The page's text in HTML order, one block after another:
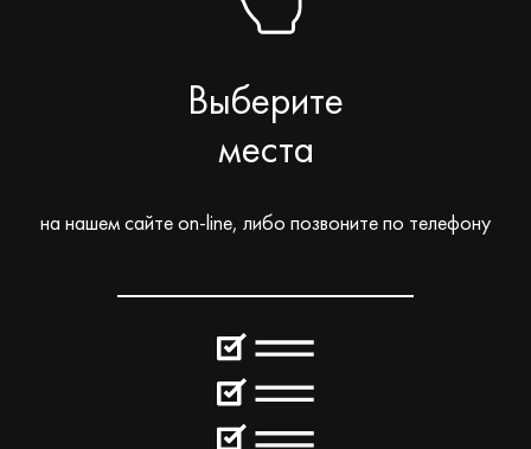
Выберите
места
на нашем сайте on-line, либо позвоните по телефону